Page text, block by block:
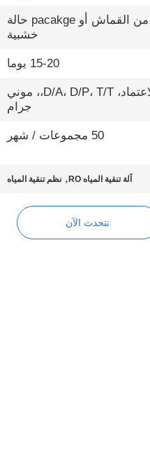
غطاء من القماش أو pacakge حالة
خشبية
15-20 يوما
خطاب الاعتماد، D/A، D/P، T/T،، موني
جرام
50 مجموعات / شهر
آلة تنقية المياه RO , نظم تنقية المياه
نتحدث الآن